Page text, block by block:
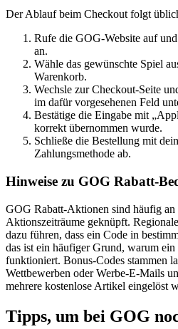
Der Ablauf beim Checkout folgt
Rufe die GOG-Website auf
an.
Wähle das gewünschte Spiel
Warenkorb.
Wechsle zur Checkout-Seite
im dafür vorgesehenen Feld
Bestätige die Eingabe mit
korrekt übernommen wurde.
Schließe die Bestellung mit
Zahlungsmethode ab.
Hinweise zu GOG Rabatt-
GOG Rabatt-Aktionen sind häufig an
Aktionszeiträume geknüpft.
dazu führen, dass ein Code in
das ist ein häufiger Grund, warum
funktioniert. Bonus-Codes stammen
Wettbewerben oder Werbe-E-Mails
mehrere kostenlose Artikel eingelöst
Tipps, um bei GOG